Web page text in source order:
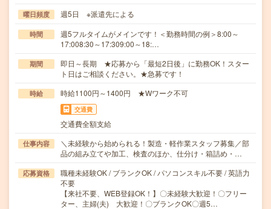
曜日頻度 週5日 ※派遣先による
時間
週5フルタイムがメインです！＜勤務時間の例＞8:00～
17:008:30～17:309:00～18:…
期間
即日～長期 ★応募から「最短2日後」に勤務OK！スター
ト日はご相談ください。★急募です！
時給 時給1100円～1400円 ★Wワーク不可
交通費
交通費全額支給
仕事内容
＼未経験から始められる！製造・軽作業スタッフ募集／部
品の組み立てや加工、検査のほか、仕分け・箱詰め・…
応募資格
職種未経験OK / ブランクOK / パソコンスキル不要 / 英語力
不要
【来社不要、WEB登録OK！】〇未経験大歓迎！〇フリー
ター、主婦(夫) 大歓迎！〇ブランクOK〇週5…